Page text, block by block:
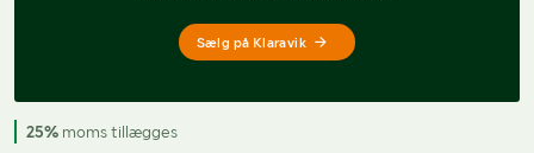
Sælg på Klaravik
25% moms tillægges